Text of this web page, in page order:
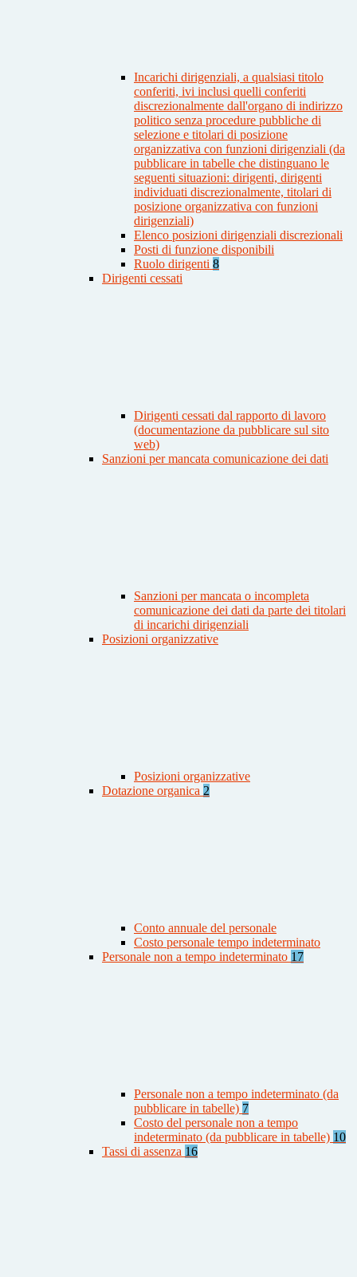
Incarichi dirigenziali, a qualsiasi titolo
conferiti, ivi inclusi quelli conferiti
discrezionalmente dall'organo di indirizzo
politico senza procedure pubbliche di
selezione e titolari di posizione
organizzativa con funzioni dirigenziali (da
pubblicare in tabelle che distinguano le
seguenti situazioni: dirigenti, dirigenti
individuati discrezionalmente, titolari di
posizione organizzativa con funzioni
dirigenziali)
Elenco posizioni dirigenziali discrezionali
Posti di funzione disponibili
Ruolo dirigenti 8
Dirigenti cessati
Dirigenti cessati dal rapporto di lavoro
(documentazione da pubblicare sul sito
web)
Sanzioni per mancata comunicazione dei dati
Sanzioni per mancata o incompleta
comunicazione dei dati da parte dei titolari
di incarichi dirigenziali
Posizioni organizzative
Posizioni organizzative
Dotazione organica 2
Conto annuale del personale
Costo personale tempo indeterminato
Personale non a tempo indeterminato 17
Personale non a tempo indeterminato (da
pubblicare in tabelle) 7
Costo del personale non a tempo
indeterminato (da pubblicare in tabelle) 10
Tassi di assenza 16